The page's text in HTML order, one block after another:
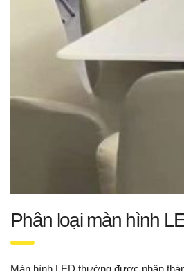
Phân loại màn hình
Màn hình LED thường được phân